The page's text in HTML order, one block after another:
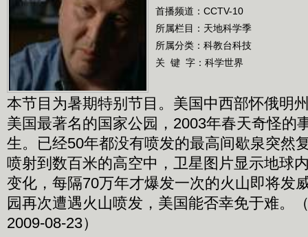
首播频道： CCTV-10
所属栏目： 天地科学季
所属分类：科教台科技
关 键 字： 科学世界
本节目为暑期特别节目。美国中西部怀俄明
美国最著名的国家公园，2003年春天奇怪的
生。已经50年都没有喷发的最高间歇泉突然
喷射到数百米的高空中，卫星图片显示地球
变化，每隔70万年才爆发一次的火山即将发
园再次遭遇火山喷发，美国能否幸免于难。
2009-08-23）